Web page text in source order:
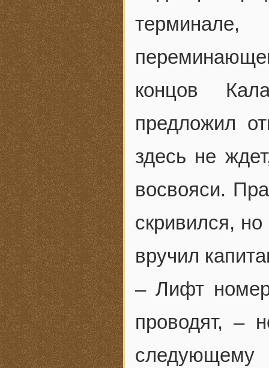
концов
предложил
здесь не
восвояси.
скривился,
вручил
– Лифт
проводят, –
следующему